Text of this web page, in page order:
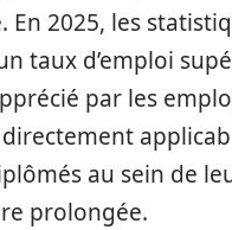
En 2025, les
taux d’emploi
par les
au sein de
prolongée.